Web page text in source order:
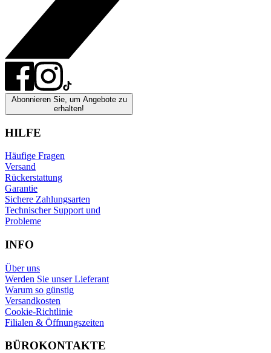
Abonnieren Sie, um Angebote zu
erhalten!
HILFE
Häufige Fragen
Versand
Rückerstattung
Garantie
Sichere Zahlungsarten
Technischer Support und
Probleme
INFO
Über uns
Werden Sie unser Lieferant
Warum so günstig
Versandkosten
Cookie-Richtlinie
Filialen & Öffnungszeiten
BÜROKONTAKTE